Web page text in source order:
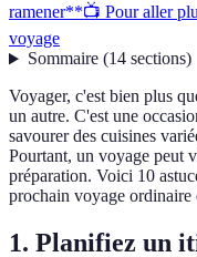
ramener**📺 Pour aller
voyage
Sommaire(14 sections)
Voyager, c'est bien plus
un autre. C'est une
savourer des cuisines
Pourtant, un voyage peut
préparation. Voici 10
prochain voyage ordinaire
1. Planifiez un